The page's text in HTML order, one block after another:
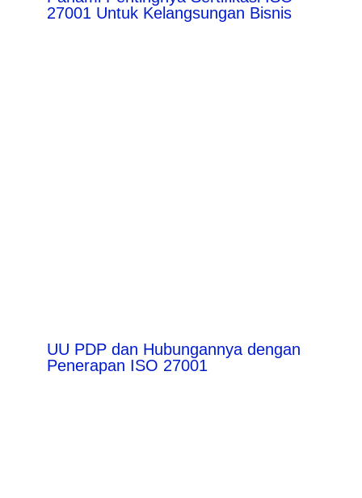
27001 Untuk Kelangsungan Bisnis
UU PDP dan Hubungannya dengan
Penerapan ISO 27001